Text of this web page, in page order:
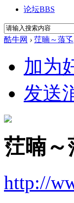
论坛BBS
酷牛网 › 茳暔～蒗孓
加为
发送
茳暔～
http://